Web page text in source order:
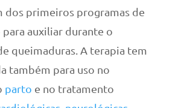
dos primeiros programas de
para auxiliar durante o
queimaduras. A terapia tem
também para uso no
parto e no tratamento